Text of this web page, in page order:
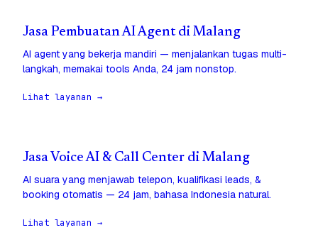
Jasa Pembuatan AI Agent di Malang
AI agent yang bekerja mandiri — menjalankan tugas multi-
langkah, memakai tools Anda, 24 jam nonstop.
Lihat layanan →
Jasa Voice AI & Call Center di Malang
AI suara yang menjawab telepon, kualifikasi leads, &
booking otomatis — 24 jam, bahasa Indonesia natural.
Lihat layanan →